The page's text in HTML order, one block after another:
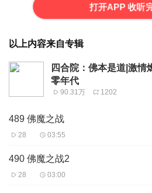
打开APP 收听
以上内容来自专辑
四合院：佛本是道|激情
零年代
90.31万 1202
489 佛魔之战
28 03:55
490 佛魔之战2
28 03:00